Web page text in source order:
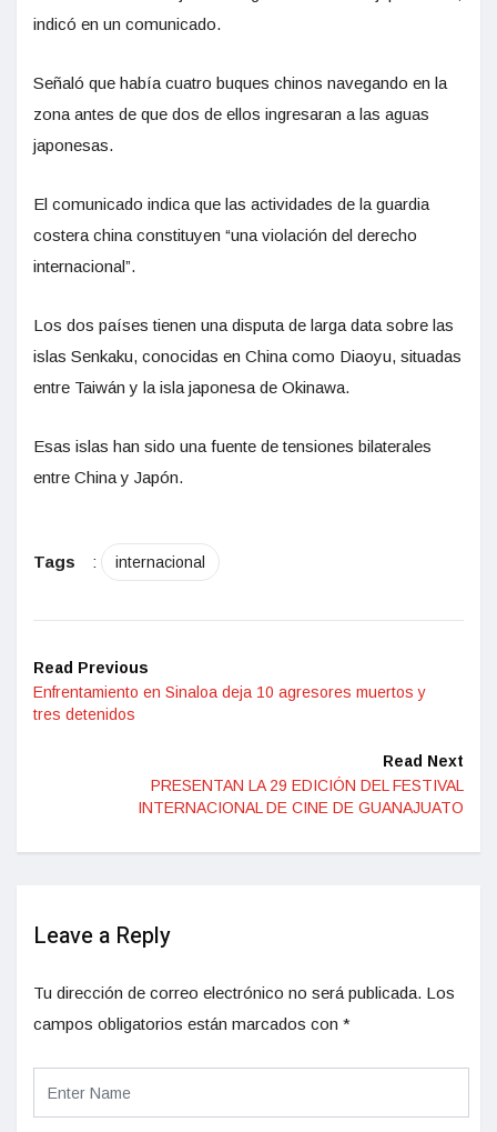
indicó en un comunicado.
Señaló que había cuatro buques chinos navegando en la
zona antes de que dos de ellos ingresaran a las aguas
japonesas.
El comunicado indica que las actividades de la guardia
costera china constituyen “una violación del derecho
internacional”.
Los dos países tienen una disputa de larga data sobre las
islas Senkaku, conocidas en China como Diaoyu, situadas
entre Taiwán y la isla japonesa de Okinawa.
Esas islas han sido una fuente de tensiones bilaterales
entre China y Japón.
Tags : internacional
Read Previous
Enfrentamiento en Sinaloa deja 10 agresores muertos y
tres detenidos
Read Next
PRESENTAN LA 29 EDICIÓN DEL FESTIVAL
INTERNACIONAL DE CINE DE GUANAJUATO
Leave a Reply
Tu dirección de correo electrónico no será publicada. Los
campos obligatorios están marcados con *